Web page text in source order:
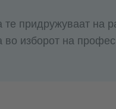
придружуваат на
изборот на